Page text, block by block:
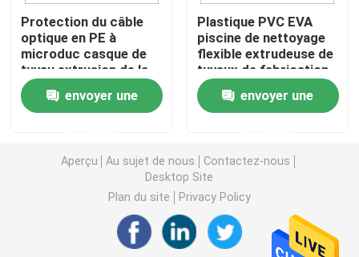
Machine d'extrudeuse de tuyau de PE
Machine ondulée d'extrudeuse de tuyau
Pp attachent la chaîne de production
Machine en plastique d'extrudeuse de feuille
Protection du câble
optique en PE à
microduc casque de
tuyau extrusion de la
ligne de fabrication de
la machine à vis unique
envoyer une
Plastique PVC EVA
piscine de nettoyage
flexible extrudeuse de
tuyaux de fabrication
de machine ligne de
productionenvoyer une
Aperçu Au sujet de nous
Contactez-nous
Desktop Site
Plan du site
Privacy Policy